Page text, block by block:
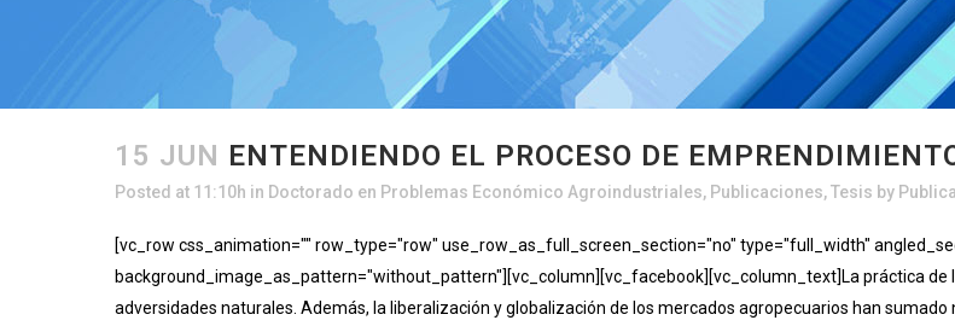
15 JUN ENTENDIENDO EL PROCESO DE
Posted at 11:10h in Doctorado en Problemas Económico Agroindustriales, Publicaciones,Tesis by
[vc_row css_animation="" row_type="row" use_row_as_full_screen_section="no" type="full_width"
background_image_as_pattern="without_pattern"][vc_column][vc_facebook][vc_column_text]La práctica
adversidades naturales. Además, la liberalización y globalización de los mercados agropecuarios han